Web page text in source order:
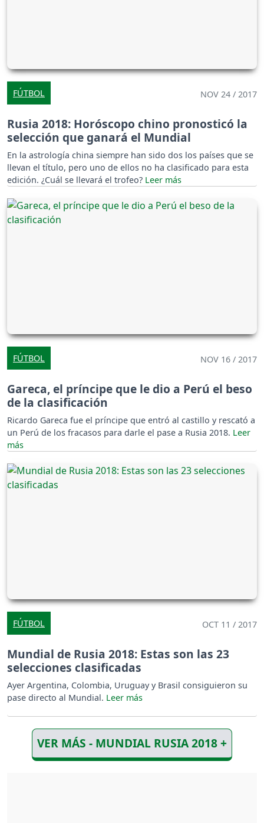
FÚTBOL NOV 24 / 2017
Rusia 2018: Horóscopo chino pronosticó la
selección que ganará el Mundial
En la astrología china siempre han sido dos los países que se
llevan el título, pero uno de ellos no ha clasificado para esta
edición. ¿Cuál se llevará el trofeo?
FÚTBOL NOV 16 / 2017
Gareca, el príncipe que le dio a Perú el beso
de la clasificación
Ricardo Gareca fue el príncipe que entró al castillo y rescató a
un Perú de los fracasos para darle el pase a Rusia 2018.
FÚTBOL OCT 11 / 2017
Mundial de Rusia 2018: Estas son las 23
selecciones clasificadas
Ayer Argentina, Colombia, Uruguay y Brasil consiguieron su
pase directo al Mundial.
VER MÁS - MUNDIAL RUSIA 2018 +